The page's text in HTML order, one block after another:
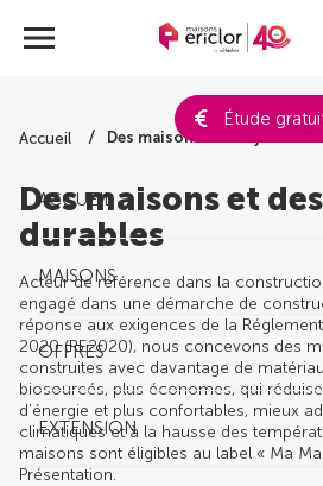
Étude
ACCUEIL
MAISONS
OFFRES
EXTENSION
Accueil Des maisons et des jardins
Des maisons et
durables
Acteur de référence dans la
engagé dans une démarche de
réponse aux exigences de la
2020 (RE2020), nous concevons des
construites avec davantage de
biosourcés, plus économes, qui
d’énergie et plus confortables, mieux
climatiques et à la hausse des
maisons sont éligibles au label « Ma
Présentation.